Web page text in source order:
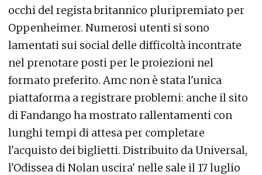
occhi del regista britannico pluripremiato per
Oppenheimer. Numerosi utenti si sono
lamentati sui social delle difficoltà incontrate
nel prenotare posti per le proiezioni nel
formato preferito. Amc non è stata l'unica
piattaforma a registrare problemi: anche il sito
di Fandango ha mostrato rallentamenti con
lunghi tempi di attesa per completare
l'acquisto dei biglietti. Distribuito da Universal,
l'Odissea di Nolan uscira' nelle sale il 17 luglio